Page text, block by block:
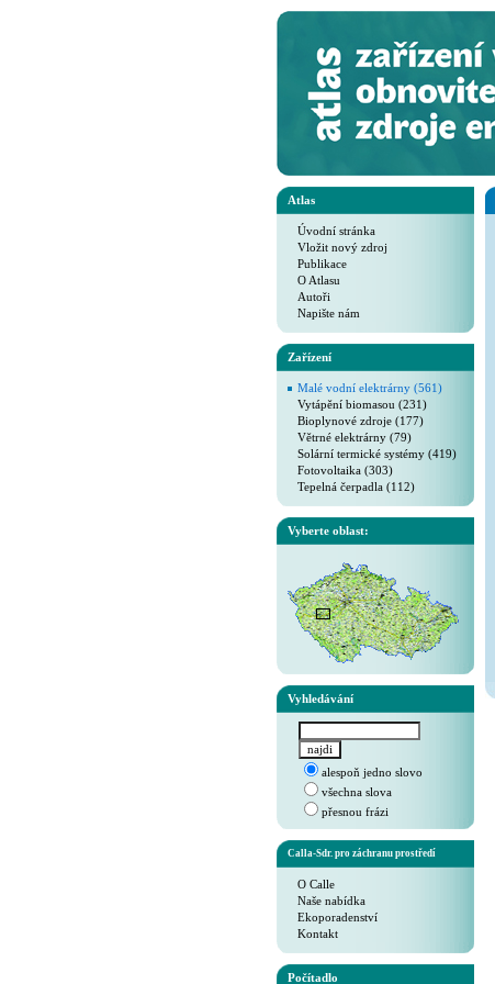
Atlas
Úvodní stránka
Vložit nový zdroj
Publikace
O Atlasu
Autoři
Napište nám
Zařízení
Malé vodní elektrárny (561)
Vytápění biomasou (231)
Bioplynové zdroje (177)
Větrné elektrárny (79)
Solární termické systémy (419)
Fotovoltaika (303)
Tepelná čerpadla (112)
Vyberte oblast:
Vyhledávání
alespoň jedno slovo
všechna slova
přesnou frázi
Calla-Sdr. pro záchranu prostředí
O Calle
Naše nabídka
Ekoporadenství
Kontakt
Počítadlo